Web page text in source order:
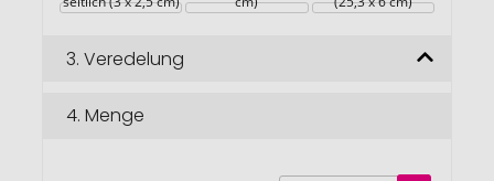
3. Veredelung
4. Menge